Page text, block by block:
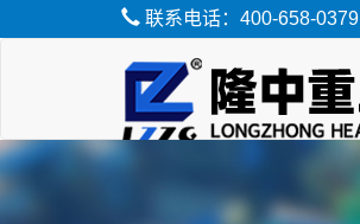
联系电话：400-658-0379
脱水筛